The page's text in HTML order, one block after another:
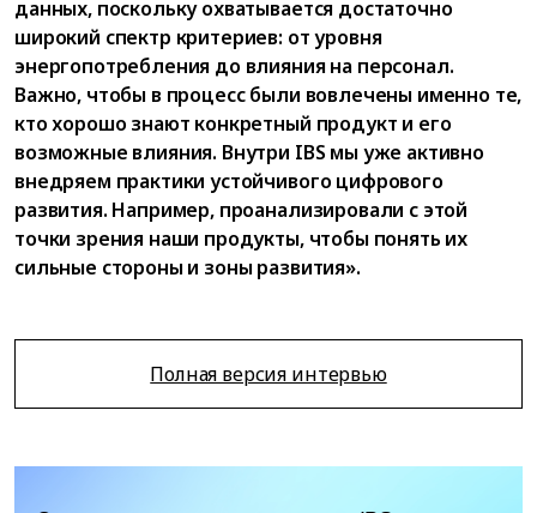
данных, поскольку охватывается достаточно
широкий спектр критериев: от уровня
энергопотребления до влияния на персонал.
Важно, чтобы в процесс были вовлечены именно те,
кто хорошо знают конкретный продукт и его
возможные влияния. Внутри IBS мы уже активно
внедряем практики устойчивого цифрового
развития. Например, проанализировали с этой
точки зрения наши продукты, чтобы понять их
сильные стороны и зоны развития».
Полная версия интервью